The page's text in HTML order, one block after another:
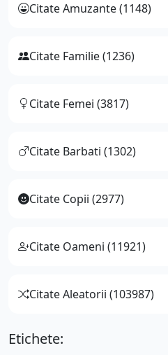
Citate Amuzante (1148)
Citate Familie (1236)
Citate Femei (3817)
Citate Barbati (1302)
Citate Copii (2977)
Citate Oameni (11921)
Citate Aleatorii (103987)
Etichete: